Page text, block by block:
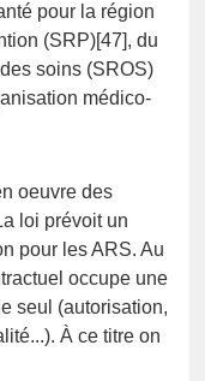
pour la région
(SRP)[47], du
soins (SROS)
médico-
oeuvre des
loi prévoit un
pour les ARS. Au
occupe une
seul (autorisation,
À ce titre on